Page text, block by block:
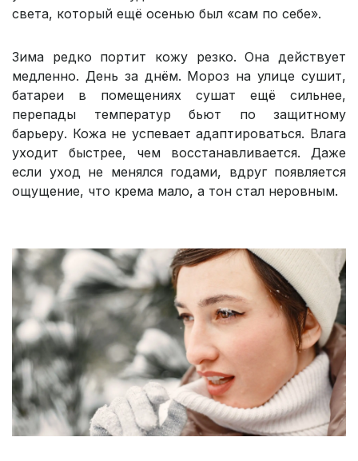
света, который ещё осенью был «сам по себе».
Зима редко портит кожу резко. Она действует
медленно. День за днём. Мороз на улице сушит,
батареи в помещениях сушат ещё сильнее,
перепады температур бьют по защитному
барьеру. Кожа не успевает адаптироваться. Влага
уходит быстрее, чем восстанавливается. Даже
если уход не менялся годами, вдруг появляется
ощущение, что крема мало, а тон стал неровным.